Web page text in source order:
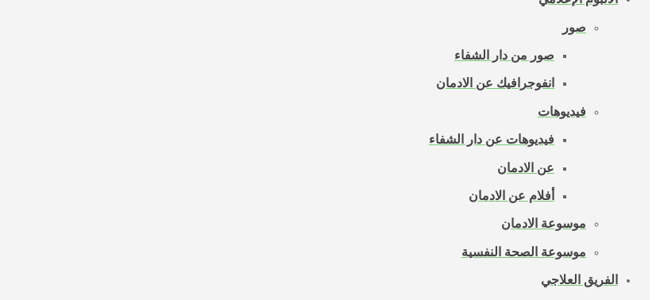
صور
صور من دار الشفاء
انفوجرافيك عن الادمان
فيديوهات
فيديوهات عن دار الشفاء
عن الادمان
أفلام عن الادمان
موسوعة الادمان
موسوعة الصحة النفسية
الفريق العلاجي